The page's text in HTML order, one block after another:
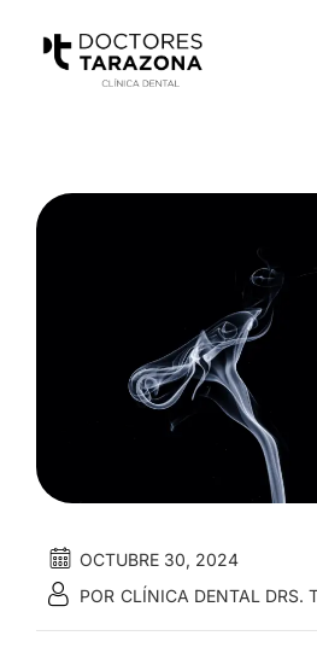
OCTUBRE 30, 2024
POR CLÍNICA DENTAL DRS.